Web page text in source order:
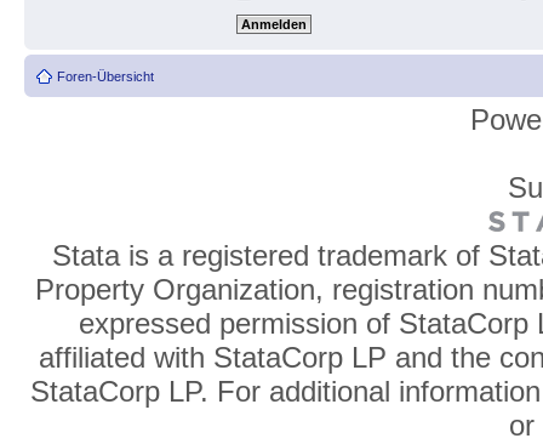
Foren-Übersicht
Stata is a registered trademark of
Property Organization, registration
expressed permission of
affiliated with StataCorp LP and the
StataCorp LP. For additional
or